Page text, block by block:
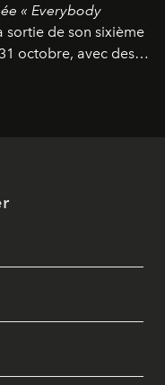
« Everybody
sortie de son sixième
octobre, avec des